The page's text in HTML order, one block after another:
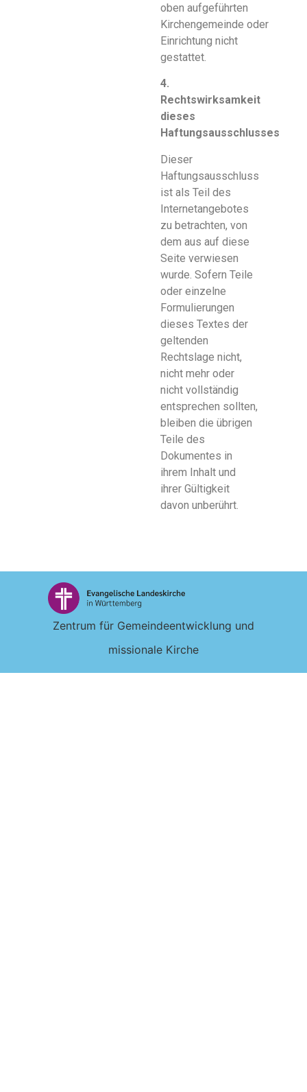
oben aufgeführten
Kirchengemeinde oder
Einrichtung nicht
gestattet.
4.
Rechtswirksamkeit
dieses
Haftungsausschlusses
Dieser
Haftungsausschluss
ist als Teil des
Internetangebotes
zu betrachten, von
dem aus auf diese
Seite verwiesen
wurde. Sofern Teile
oder einzelne
Formulierungen
dieses Textes der
geltenden
Rechtslage nicht,
nicht mehr oder
nicht vollständig
entsprechen sollten,
bleiben die übrigen
Teile des
Dokumentes in
ihrem Inhalt und
ihrer Gültigkeit
davon unberührt.
Zentrum für Gemeindeentwicklung und
missionale Kirche